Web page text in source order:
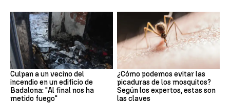
Culpan a un vecino del
incendio en un edificio de
Badalona: "Al final nos ha
metido fuego"
¿Cómo podemos evitar las
picaduras de los mosquitos?
Según los expertos, estas son
las claves